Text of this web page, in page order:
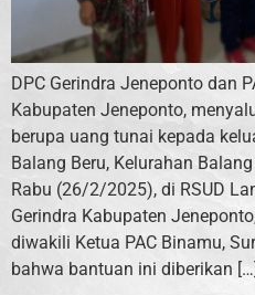
DPC Gerindra Jeneponto dan
Kabupaten Jeneponto,
berupa uang tunai kepada
Balang Beru, Kelurahan
Rabu (26/2/2025), di RSUD
Gerindra Kabupaten
diwakili Ketua PAC Binamu,
bahwa bantuan ini diberikan […]